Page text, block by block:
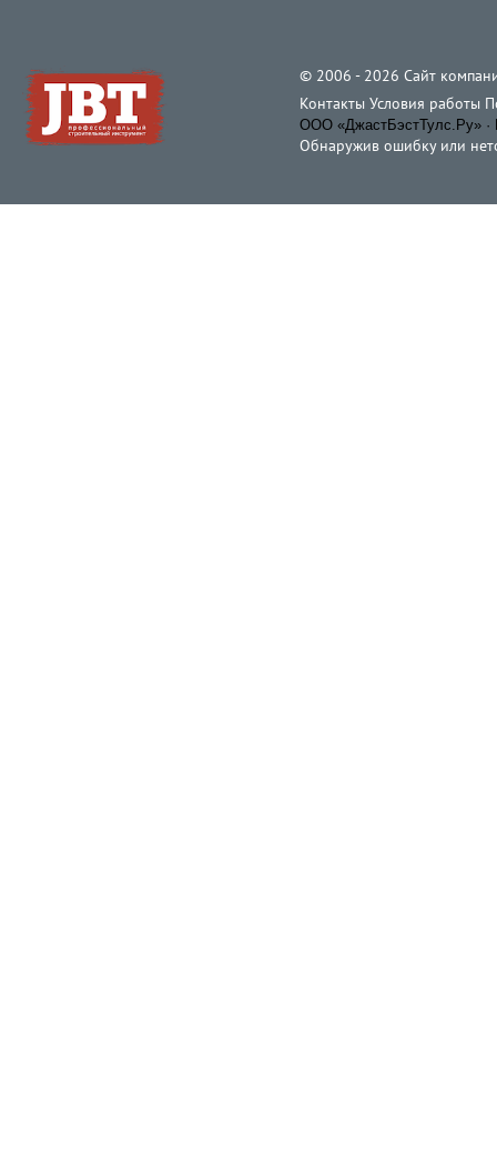
© 2006 - 2026 Cайт
Контакты Условия работы
ООО «ДжастБэстТулс.Ру» ·
Обнаружив ошибку или